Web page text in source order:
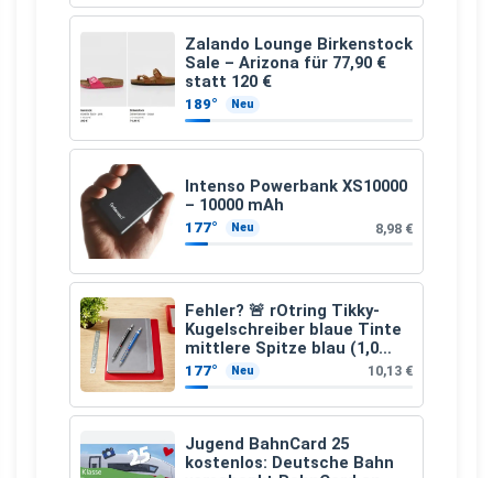
Zalando Lounge Birkenstock
Sale – Arizona für 77,90 €
statt 120 €
189° Neu
Intenso Powerbank XS10000
– 10000 mAh
177° Neu 8,98 €
Fehler? 🚨 rOtring Tikky-
Kugelschreiber blaue Tinte
mittlere Spitze blau (1,0
mm – 12 Stück)
177° Neu 10,13 €
Jugend BahnCard 25
kostenlos: Deutsche Bahn